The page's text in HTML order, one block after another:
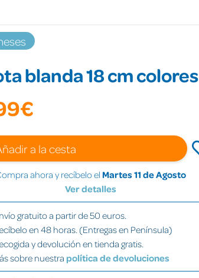
blanda 18 cm colores
a la cesta
ahora y recíbelo el Martes 11 de Agosto
Ver detalles
gratuito a partir de 50 euros.
en 48 horas. (Entregas en Península)
y devolución en tienda gratis.
sobre nuestrapolítica de devoluciones